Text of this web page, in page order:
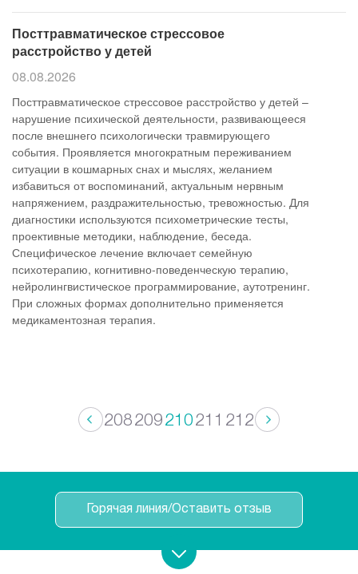
Посттравматическое стрессовое
расстройство у детей
08.08.2026
Посттравматическое стрессовое расстройство у детей –
нарушение психической деятельности, развивающееся
после внешнего психологически травмирующего
события. Проявляется многократным переживанием
ситуации в кошмарных снах и мыслях, желанием
избавиться от воспоминаний, актуальным нервным
напряжением, раздражительностью, тревожностью. Для
диагностики используются психометрические тесты,
проективные методики, наблюдение, беседа.
Специфическое лечение включает семейную
психотерапию, когнитивно-поведенческую терапию,
нейролингвистическое программирование, аутотренинг.
При сложных формах дополнительно применяется
медикаментозная терапия.
208209210211 212
Горячая линия/Оставить отзыв
Записаться на прием